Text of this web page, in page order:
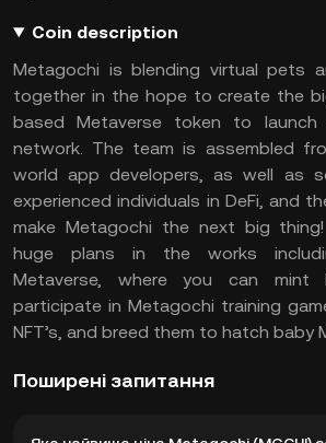
Coin description
Metagochi is blending virtual pets
together in the hope to create the
based Metaverse token to launch
network. The team is assembled
world app developers, as well as
experienced individuals in DeFi, and
make Metagochi the next big
huge plans in the works
Metaverse, where you can mint
participate in Metagochi training
NFT’s, and breed them to hatch baby
Поширені запитання